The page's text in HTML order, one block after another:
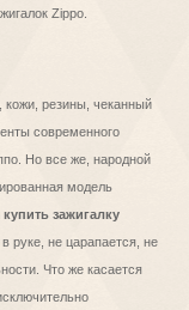
Zippo.
кожи, резины, чеканный
современного
Но все же, народной
модель
купить зажигалку
руке, не царапается, не
Что же касается